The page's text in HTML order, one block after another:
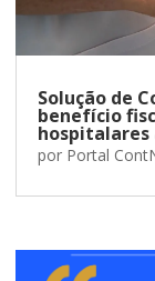
Solução de
benefício
hospitalares
por Portal